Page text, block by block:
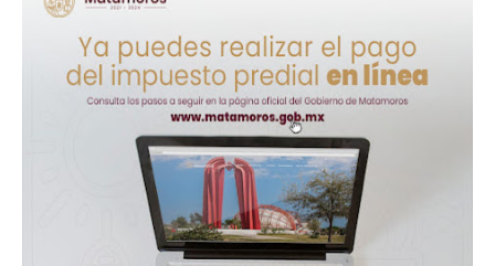
Prepara la UAT el arranque del ciclo escolar Otoño 2026
A Tamaulipas…le llueve sobre mojado
Instala Sector Salud Comité Estatal de Calidad en Salud para
trato digno y humanitario a los pacientes